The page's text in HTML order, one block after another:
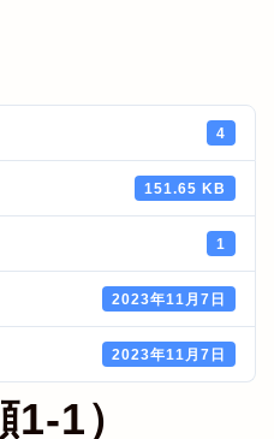
4
151.65 KB
1
2023年11月7日
2023年11月7日
1）